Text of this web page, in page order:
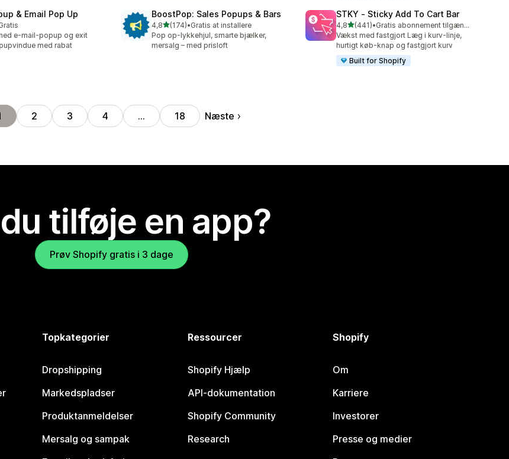
& Email Pop Up
i alt
e-mail-popup og exit
med rabat
BoostPop: Sales Popups & Bars
4,8ud af 5 stjerner
(174)
174 anmeldelser i alt
•Gratis at installere
Pop op-lykkehjul, smarte bjælker,
mersalg – med prisloft
STKY ‑ Sticky Add To Cart Bar
4,8ud af 5 stjerner
(441)
441 anmeldelser i alt
•
Gratis abonnement tilgængeligt
Vækst med fastgjort Læg i kurv-linje,
hurtigt køb-knap og fastgjort kurv
Built for Shopify
2 3 4 … 18 Næste
tilføje en app?
Prøv Shopify gratis i 3 dage
Topkategorier
Dropshipping
Markedspladser
Produktanmeldelser
Mersalg og sampak
Ressourcer
Shopify Hjælp
API-dokumentation
Shopify Community
Research
Shopify
Om
Karriere
Investorer
Presse og medier